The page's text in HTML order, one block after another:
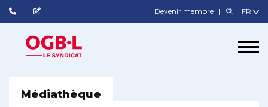
Devenir membre
Médiathèque